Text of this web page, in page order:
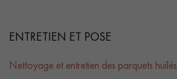
ENTRETIEN ET POSE
Nettoyage et entretien des parquets huilés